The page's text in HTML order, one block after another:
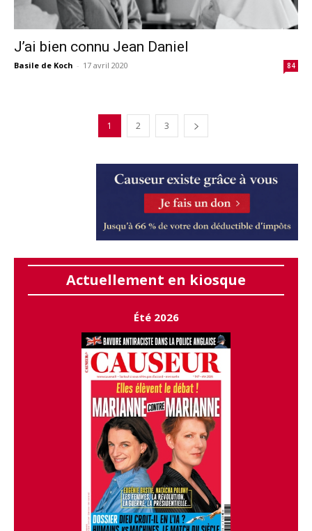
J’ai bien connu Jean Daniel
Basile de Koch - 17 avril 2020 84
1 2 3
Actuellement en kiosque
Été 2026